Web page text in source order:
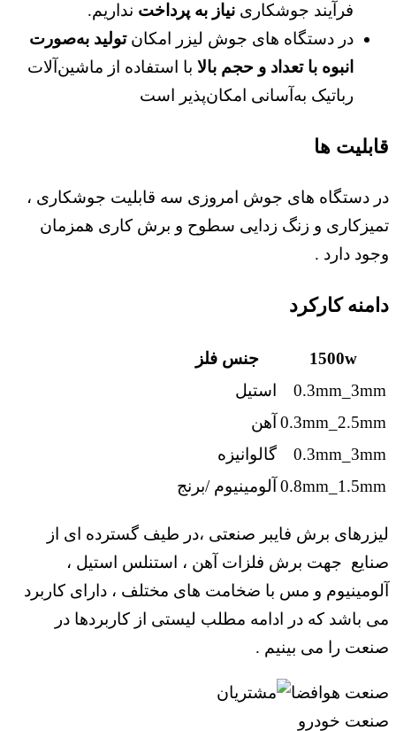
فرآیند جوشکاری نیاز به پرداخت نداریم.
در دستگاه ‌های جوش لیزر امکان تولید به‌صورت
انبوه با تعداد و حجم بالا با استفاده از ماشین‌آلات
رباتیک به‌آسانی امکان‌پذیر است
قابلیت ها
در دستگاه های جوش امروزی سه قابلیت جوشکاری ،
تمیزکاری و زنگ زدایی سطوح و برش کاری همزمان
وجود دارد .
دامنه کارکرد
1500w
جنس فلز
0.3mm_3mm
استیل
0.3mm_2.5mm آهن
0.3mm_3mm
گالوانیزه
0.8mm_1.5mm آلومینیوم /برنج
لیزرهای برش فایبر صنعتی ،در طیف گسترده ای از
صنایع جهت برش فلزات آهن ، استنلس استیل ،
آلومینیوم و مس با ضخامت های مختلف ، دارای کاربرد
می باشد که در ادامه مطلب لیستی از کاربردها در
صنعت را می بینیم .
صنعت هوافضا
صنعت خودرو